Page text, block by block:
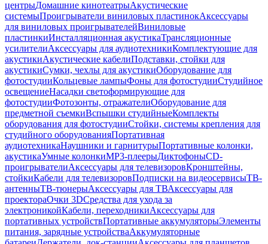
центрыДомашние кинотеатрыАкустические
системыПроигрыватели виниловых пластинокАксессуары
для виниловых проигрывателейВиниловые
пластинкиИнсталляционная акустикаТрансляционные
усилителиАксессуары для аудиотехникиКомплектующие для
акустикиАкустические кабелиПодставки, стойки для
акустикиСумки, чехлы для акустикиОборудование для
фотостудииКольцевые лампыФоны для фотостудииСтудийное
освещениеНасадки светоформирующие для
фотостудииФотозонты, отражателиОборудование для
предметной съемкиВспышки студийныеКомплекты
оборудования для фотостудииСтойки, системы крепления для
студийного оборудованияПортативная
аудиотехникаНаушники и гарнитурыПортативные колонки,
акустикаУмные колонкиMP3-плеерыДиктофоныCD-
проигрывателиАксессуары для телевизоровКронштейны,
стойкиКабели для телевизоровПодписки на видеосервисыТВ-
антенныТВ-тюнерыАксессуары для ТВАксессуары для
проектораОчки 3DСредства для ухода за
электроникойКабели, переходникиАксессуары для
портативных устройствПортативные аккумуляторыЭлементы
питания, зарядные устройстваАккумуляторные